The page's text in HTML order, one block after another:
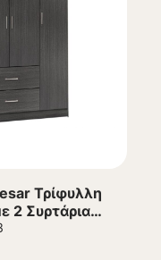
Τρίφυλλη
2 Συρτάρια
εκ.